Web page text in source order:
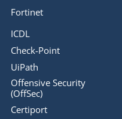
Fortinet
ICDL
Check-Point
UiPath
Offensive Security
(OffSec)
Certiport